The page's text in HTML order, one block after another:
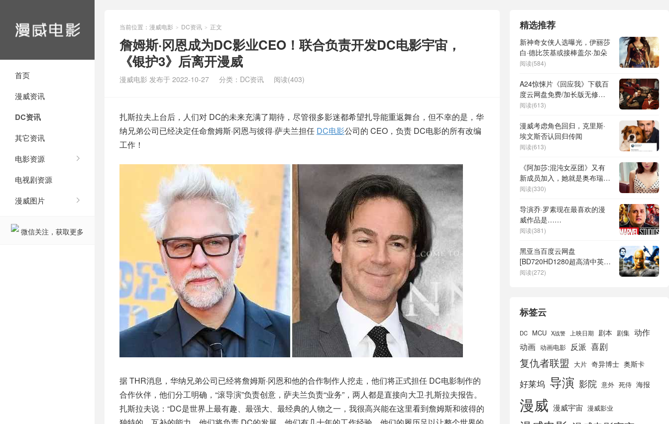
首页
漫威资讯
DC资讯
其它资讯
电影资源
电视剧资源
漫威图片
微信关注，获取更多
当前位置： 漫威电影 > DC资讯 > 正文
詹姆斯·冈恩成为DC影业CEO！联合负责开发DC电影宇宙，
《银护3》后离开漫威
漫威电影 发布于 2022-10-27 分类： DC资讯 阅读(403)
扎斯拉夫上台后，人们对 DC的未来充满了期待，尽管很多影迷都希望扎导能重返舞台，但不幸的是，华
纳兄弟公司已经决定任命詹姆斯·冈恩与彼得·萨夫兰担任 DC电影公司的 CEO，负责 DC电影的所有改编
工作！
据 THR消息，华纳兄弟公司已经将詹姆斯·冈恩和他的合作制作人挖走，他们将正式担任 DC电影制作的
合作伙伴，他们分工明确，“滚导演”负责创意，萨夫兰负责“业务”，两人都是直接向大卫·扎斯拉夫报告。
扎斯拉夫说：“DC是世界上最有趣、最强大、最经典的人物之一，我很高兴能在这里看到詹姆斯和彼得的
精选推荐
新神奇女侠人选曝光，伊丽莎
白·德比茨基或接棒盖尔·加朵
阅读(584)
A24惊悚片《回应我》下载百
度云网盘免费/加长版无修版
独家上线国语版资源
阅读(613)
漫威考虑角色回归，克里斯·
埃文斯否认回归传闻
阅读(613)
《阿加莎:混沌女巫团》又有
新成员加入，她就是奥布瑞·
普拉扎！
阅读(330)
导演乔·罗素现在最喜欢的漫
威作品是……
阅读(381)
黑亚当百度云网盘
[BD720HD1280超高清中英字
幕]蓝光资源
阅读(272)
标签云
DC MCU X战警 上映日期 剧本 剧集 动作
动画 动画电影 反派 喜剧
复仇者联盟 大片 奇异博士 奥斯卡
好莱坞 导演 影院 意外 死侍 海报
漫威 漫威宇宙 漫威影业